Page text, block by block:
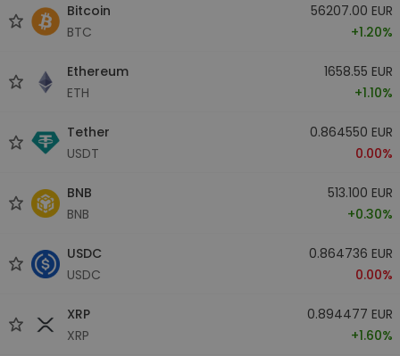
Bitcoin
BTC
56207.00 EUR
+1.20%
Ethereum
ETH
1658.55 EUR
+1.10%
Tether
USDT
0.864550 EUR
0.00%
BNB
BNB
513.100 EUR
+0.30%
USDC
USDC
0.864736 EUR
0.00%
XRP
XRP
0.894477 EUR
+1.60%